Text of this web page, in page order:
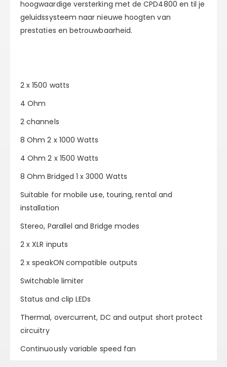
hoogwaardige versterking met de CPD4800 en til je
geluidssysteem naar nieuwe hoogten van
prestaties en betrouwbaarheid.
2 x 1500 watts
4 Ohm
2 channels
8 Ohm 2 x 1000 Watts
4 Ohm 2 x 1500 Watts
8 Ohm Bridged 1 x 3000 Watts
Suitable for mobile use, touring, rental and
installation
Stereo, Parallel and Bridge modes
2 x XLR inputs
2 x speakON compatible outputs
Switchable limiter
Status and clip LEDs
Thermal, overcurrent, DC and output short protect
circuitry
Continuously variable speed fan